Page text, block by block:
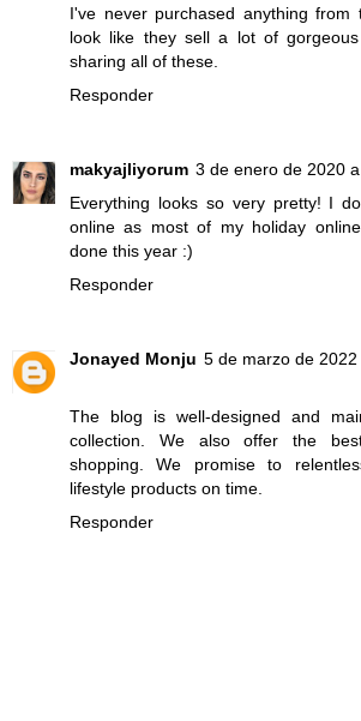
I've never purchased anything from
look like they sell a lot of
sharing all of these.
Responder
makyajliyorum 3 de enero de 2020
Everything looks so very pretty! I
online as most of my holiday
done this year :)
Responder
Jonayed Monju 5 de marzo de
The blog is well-designed and
collection. We also offer the
shopping . We promise to
lifestyle products on time.
Responder